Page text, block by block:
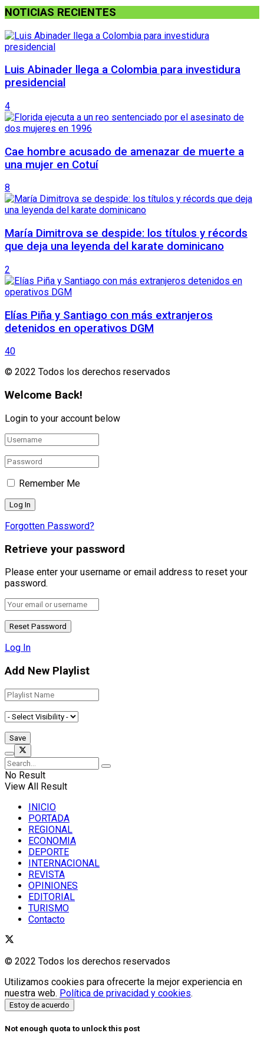
NOTICIAS RECIENTES
Luis Abinader llega a Colombia para investidura
presidencial
4
Cae hombre acusado de amenazar de muerte a
una mujer en Cotuí
8
María Dimitrova se despide: los títulos y récords
que deja una leyenda del karate dominicano
2
Elías Piña y Santiago con más extranjeros
detenidos en operativos DGM
40
© 2022 Todos los derechos reservados
Welcome Back!
Login to your account below
Remember Me
Forgotten Password?
Retrieve your password
Please enter your username or email address to reset your
password.
Log In
Add New Playlist
No Result
View All Result
INICIO
PORTADA
REGIONAL
ECONOMIA
DEPORTE
INTERNACIONAL
REVISTA
OPINIONES
EDITORIAL
TURISMO
Contacto
© 2022 Todos los derechos reservados
Utilizamos cookies para ofrecerte la mejor experiencia en
nuestra web. Política de privacidad y cookies.
Estoy de acuerdo
Not enough quota to unlock this post